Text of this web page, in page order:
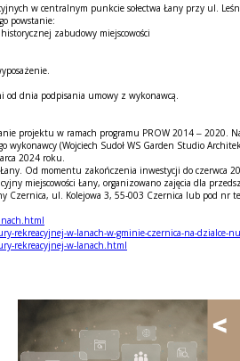
w centralnym punkcie sołectwa Łany przy ul.
powstanie:
zabudowy miejscowości
od dnia podpisania umowy z wykonawcą.
projektu w ramach programu PROW 2014 – 2020.
wykonawcy (Wojciech Sudoł WS Garden Studio
2024 roku.
Od momentu zakończenia inwestycji do czerwca
miejscowości Łany, organizowano zajęcia dla
Czernica, ul. Kolejowa 3, 55-003 Czernica lub pod nr
w-lanach-w-gminie-czernica-na-dzialce-
rekreacyjnej-w-lanach.html